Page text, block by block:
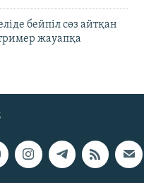
бейпіл сөз айтқан
жауапқа